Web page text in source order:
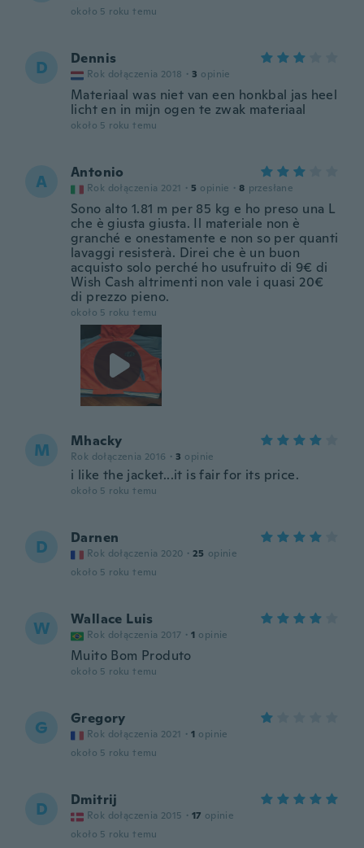
około 5 roku temu
D Dennis
Rok dołączenia 2018 · 3 opinie
Materiaal was niet van een honkbal jas heel
licht en in mijn ogen te zwak materiaal
około 5 roku temu
A Antonio
Rok dołączenia 2021 · 5 opinie · 8 przesłane
Sono alto 1.81 m per 85 kg e ho preso una L
che è giusta giusta. Il materiale non è
granché e onestamente e non so per quanti
lavaggi resisterà. Direi che è un buon
acquisto solo perché ho usufruito di 9€ di
Wish Cash altrimenti non vale i quasi 20€
di prezzo pieno.
około 5 roku temu
M Mhacky
Rok dołączenia 2016 · 3 opinie
i like the jacket...it is fair for its price.
około 5 roku temu
D Darnen
Rok dołączenia 2020 · 25 opinie
około 5 roku temu
W Wallace Luis
Rok dołączenia 2017 · 1 opinie
Muito Bom Produto
około 5 roku temu
G Gregory
Rok dołączenia 2021 · 1 opinie
około 5 roku temu
D Dmitrij
Rok dołączenia 2015 · 17 opinie
około 5 roku temu